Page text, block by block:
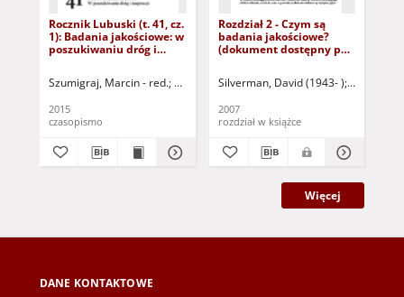
Rocznik Lubuski (t. 41, cz.
1): Badania jakościowe: w
poszukiwaniu dróg i
Szumigraj, Marcin - red. Trębińska-Szumigraj, Ewa - red. Zielińska-
2015
czasopismo
Rozdział 2 - Czym są
badania jakościowe?
(dokument dostępny po
wzroku)
Silverman, David (1943- )
2007
rozdział w książce
Więcej
DANE KONTAKTOWE